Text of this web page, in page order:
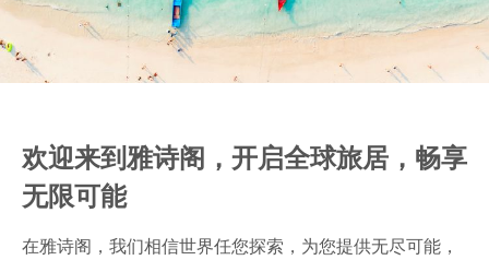
欢迎来到雅诗阁，开启全球旅居，畅享
无限可能
在雅诗阁，我们相信世界任您探索，为您提供无尽可能，